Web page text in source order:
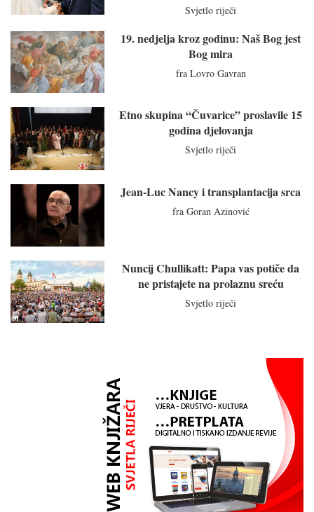
Svjetlo riječi
19. nedjelja kroz godinu: Naš Bog jest
Bog mira
fra Lovro Gavran
Etno skupina “Čuvarice” proslavile 15
godina djelovanja
Svjetlo riječi
Jean-Luc Nancy i transplantacija srca
fra Goran Azinović
Nuncij Chullikatt: Papa vas potiče da
ne pristajete na prolaznu sreću
Svjetlo riječi